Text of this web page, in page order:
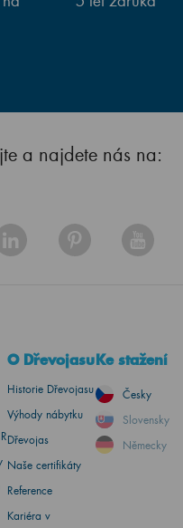
a najdete nás na:
O Dřevojasu
Historie Dřevojasu
Výhody nábytku
Dřevojas
Naše certifikáty
Reference
Kariéra v
Ke stažení
Česky
Slovensky
Německy